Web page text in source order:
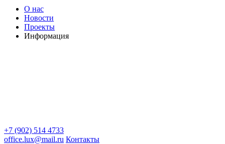
О нас
Новости
Проекты
Информация
+7 (902) 514 4733
office.lux@mail.ru Контакты